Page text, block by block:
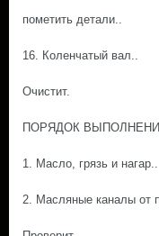
пометить детали..
16. Коленчатый вал..
Очистит.
ПОРЯДОК
1. Масло, грязь и нагар..
2. Масляные каналы от